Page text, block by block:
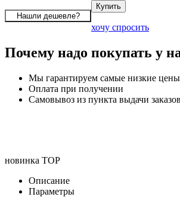
хочу спросить
Почему надо покупать у
Мы гарантируем самые низкие цены
Оплата при получении
Самовывоз из пункта выдачи
новинка TOP
Описание
Параметры